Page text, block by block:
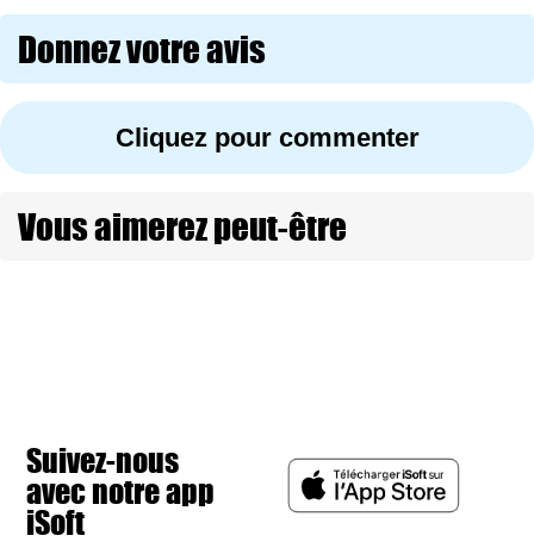
Donnez votre avis
Cliquez pour commenter
Vous aimerez peut-être
Suivez-nous
avec notre app
iSoft